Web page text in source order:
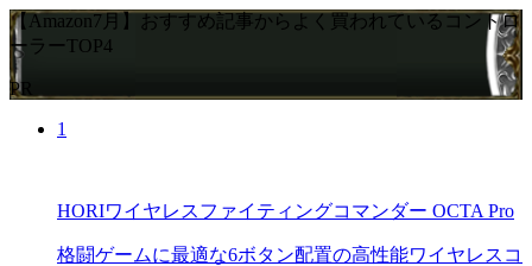
【Amazon7月】おすすめ記事からよく買われているコントロ
ーラーTOP4
PR
1
HORIワイヤレスファイティングコマンダー OCTA Pro
格闘ゲームに最適な6ボタン配置の高性能ワイヤレスコ